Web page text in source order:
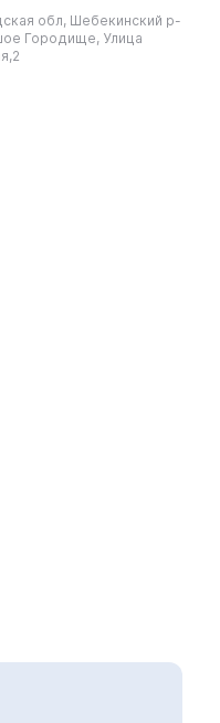
орудия труда и
а также стенды о
обл, Шебекинский р-
Городище, Улица